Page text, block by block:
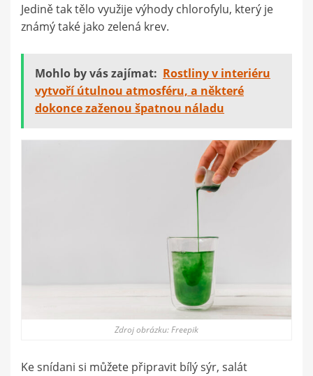
Jedině tak tělo využije výhody chlorofylu, který je
známý také jako zelená krev.
Mohlo by vás zajímat: Rostliny v interiéru
vytvoří útulnou atmosféru, a některé
dokonce zaženou špatnou náladu
Zdroj obrázku: Freepik
Ke snídani si můžete připravit bílý sýr, salát